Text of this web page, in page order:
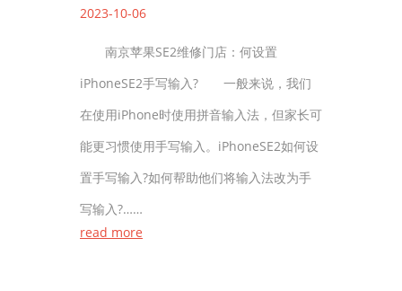
2023-10-06
南京苹果SE2维修门店：何设置
iPhoneSE2手写输入? 一般来说，我们
在使用iPhone时使用拼音输入法，但家长可
能更习惯使用手写输入。iPhoneSE2如何设
置手写输入?如何帮助他们将输入法改为手
写输入?……
read more